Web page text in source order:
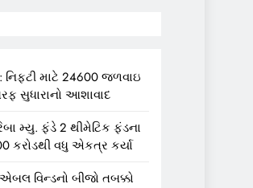
નિફ્ટી માટે 24600 જળવાઇ
સુધારાનો આશાવાદ
મ્યુ. ફંડે 2 થીમેટિક ફંડના
કરોડથી વધુ એકત્ર કર્યા
વિન્ડનો બીજો તબક્કો